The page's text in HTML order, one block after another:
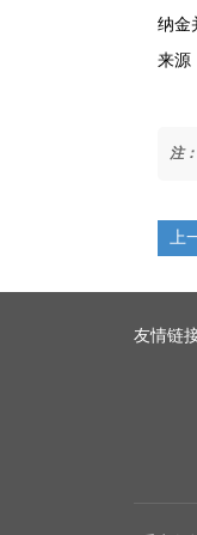
纳金
来源
注
上
友情链